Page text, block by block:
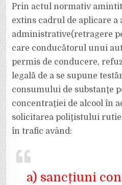
Prin actul normativ
extins cadrul de aplicare a
administrative(retragere
care conducătorul unui
permis de conducere,
legală de a se supune
consumului de substanţe
concentraţiei de alcool în
solicitarea poliţistului
în trafic având:
a) sancțiuni